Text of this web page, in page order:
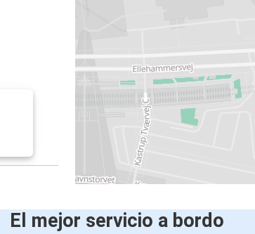
El mejor servicio a bordo